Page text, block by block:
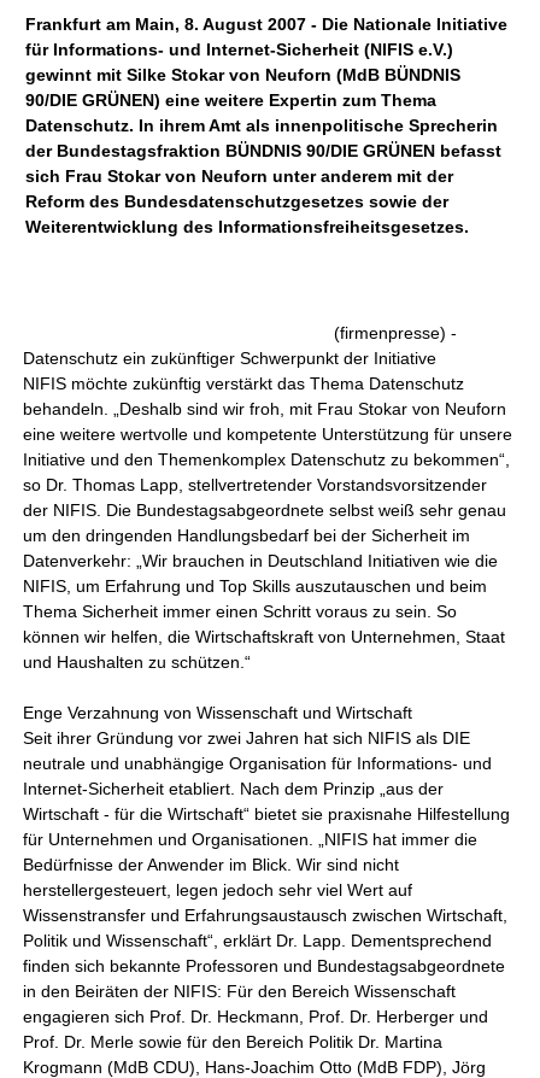
Frankfurt am Main, 8. August 2007 - Die Nationale Initiative
für Informations- und Internet-Sicherheit (NIFIS e.V.)
gewinnt mit Silke Stokar von Neuforn (MdB BÜNDNIS
90/DIE GRÜNEN) eine weitere Expertin zum Thema
Datenschutz. In ihrem Amt als innenpolitische Sprecherin
der Bundestagsfraktion BÜNDNIS 90/DIE GRÜNEN befasst
sich Frau Stokar von Neuforn unter anderem mit der
Reform des Bundesdatenschutzgesetzes sowie der
Weiterentwicklung des Informationsfreiheitsgesetzes.
(firmenpresse) -
Datenschutz ein zukünftiger Schwerpunkt der Initiative
NIFIS möchte zukünftig verstärkt das Thema Datenschutz
behandeln. „Deshalb sind wir froh, mit Frau Stokar von Neuforn
eine weitere wertvolle und kompetente Unterstützung für unsere
Initiative und den Themenkomplex Datenschutz zu bekommen“,
so Dr. Thomas Lapp, stellvertretender Vorstandsvorsitzender
der NIFIS. Die Bundestagsabgeordnete selbst weiß sehr genau
um den dringenden Handlungsbedarf bei der Sicherheit im
Datenverkehr: „Wir brauchen in Deutschland Initiativen wie die
NIFIS, um Erfahrung und Top Skills auszutauschen und beim
Thema Sicherheit immer einen Schritt voraus zu sein. So
können wir helfen, die Wirtschaftskraft von Unternehmen, Staat
und Haushalten zu schützen.“
Enge Verzahnung von Wissenschaft und Wirtschaft
Seit ihrer Gründung vor zwei Jahren hat sich NIFIS als DIE
neutrale und unabhängige Organisation für Informations- und
Internet-Sicherheit etabliert. Nach dem Prinzip „aus der
Wirtschaft - für die Wirtschaft“ bietet sie praxisnahe Hilfestellung
für Unternehmen und Organisationen. „NIFIS hat immer die
Bedürfnisse der Anwender im Blick. Wir sind nicht
herstellergesteuert, legen jedoch sehr viel Wert auf
Wissenstransfer und Erfahrungsaustausch zwischen Wirtschaft,
Politik und Wissenschaft“, erklärt Dr. Lapp. Dementsprechend
finden sich bekannte Professoren und Bundestagsabgeordnete
in den Beiräten der NIFIS: Für den Bereich Wissenschaft
engagieren sich Prof. Dr. Heckmann, Prof. Dr. Herberger und
Prof. Dr. Merle sowie für den Bereich Politik Dr. Martina
Krogmann (MdB CDU), Hans-Joachim Otto (MdB FDP), Jörg